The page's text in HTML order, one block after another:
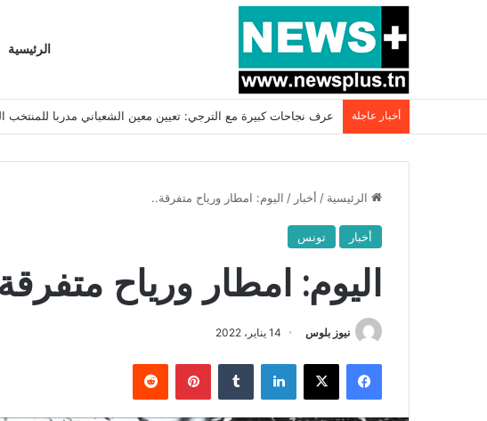
الرئيسية
أخبار عاجلة بسبب المرزوقي وبتكليف من سعيّد: الخارجية تستدعي السفيرة
الرئيسية / أخبار / اليوم: امطار ورياح متفرقة..
أخبار تونس
اليوم: امطار ورياح
نيوز بلوس 14 يناير، 2022
فيسبوك X لينكدإن بينتيريست